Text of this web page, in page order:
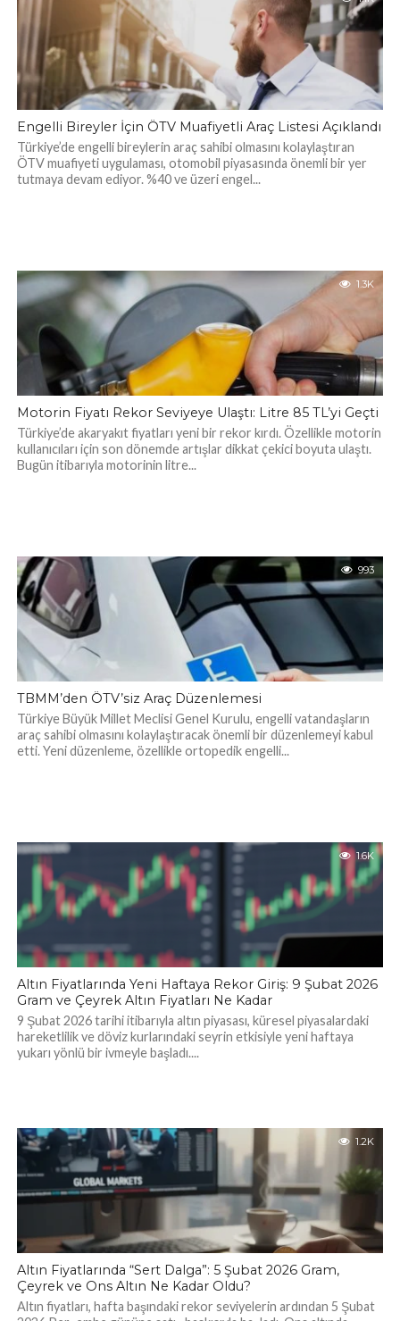
Engelli Bireyler İçin ÖTV Muafiyetli Araç Listesi Açıklandı
Türkiye’de engelli bireylerin araç sahibi olmasını kolaylaştıran
ÖTV muafiyeti uygulaması, otomobil piyasasında önemli bir yer
tutmaya devam ediyor. %40 ve üzeri engel...
1.3K
Motorin Fiyatı Rekor Seviyeye Ulaştı: Litre 85 TL’yi Geçti
Türkiye’de akaryakıt fiyatları yeni bir rekor kırdı. Özellikle motorin
kullanıcıları için son dönemde artışlar dikkat çekici boyuta ulaştı.
Bugün itibarıyla motorinin litre...
993
TBMM’den ÖTV’siz Araç Düzenlemesi
Türkiye Büyük Millet Meclisi Genel Kurulu, engelli vatandaşların
araç sahibi olmasını kolaylaştıracak önemli bir düzenlemeyi kabul
etti. Yeni düzenleme, özellikle ortopedik engelli...
1.6K
Altın Fiyatlarında Yeni Haftaya Rekor Giriş: 9 Şubat 2026
Gram ve Çeyrek Altın Fiyatları Ne Kadar
9 Şubat 2026 tarihi itibarıyla altın piyasası, küresel piyasalardaki
hareketlilik ve döviz kurlarındaki seyrin etkisiyle yeni haftaya
yukarı yönlü bir ivmeyle başladı....
1.2K
Altın Fiyatlarında “Sert Dalga”: 5 Şubat 2026 Gram,
Çeyrek ve Ons Altın Ne Kadar Oldu?
Altın fiyatları, hafta başındaki rekor seviyelerin ardından 5 Şubat